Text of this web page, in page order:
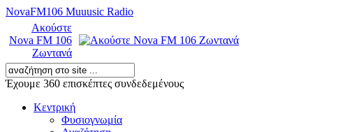
NovaFM106 Muuusic Radio
Ακούστε
Nova FM 106
Ζωντανά
Έχουμε 360 επισκέπτες συνδεδεμένους
Κεντρική
Φυσιογνωμία